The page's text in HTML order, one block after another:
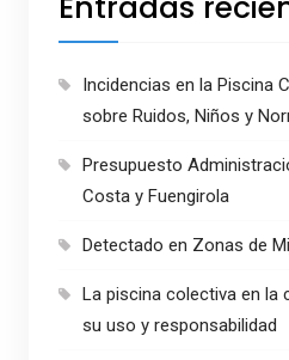
Incidencias en la Piscina
sobre Ruidos, Niños y
Presupuesto
Costa y Fuengirola
Detectado en Zonas de
La piscina colectiva en la
su uso y responsabilidad